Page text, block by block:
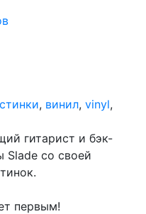
, винил, vinyl,
гитарист и бэк-
Slade со своей
первым!